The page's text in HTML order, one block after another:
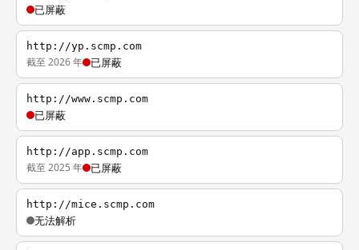
已屏蔽
http://yp.scmp.com
截至 2026 年 已屏蔽
http://www.scmp.com
已屏蔽
http://app.scmp.com
截至 2025 年 已屏蔽
http://mice.scmp.com
无法解析